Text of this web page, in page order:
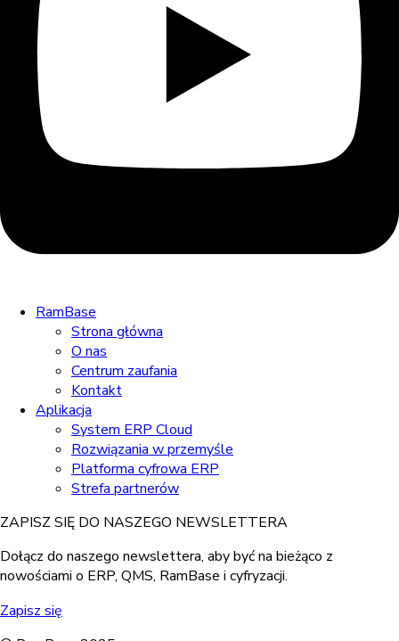
RamBase
Strona główna
O nas
Centrum zaufania
Kontakt
Aplikacja
System ERP Cloud
Rozwiązania w przemyśle
Platforma cyfrowa ERP
Strefa partnerów
ZAPISZ SIĘ DO NASZEGO NEWSLETTERA
Dołącz do naszego newslettera, aby być na bieżąco z
nowościami o ERP, QMS, RamBase i cyfryzacji.
Zapisz się